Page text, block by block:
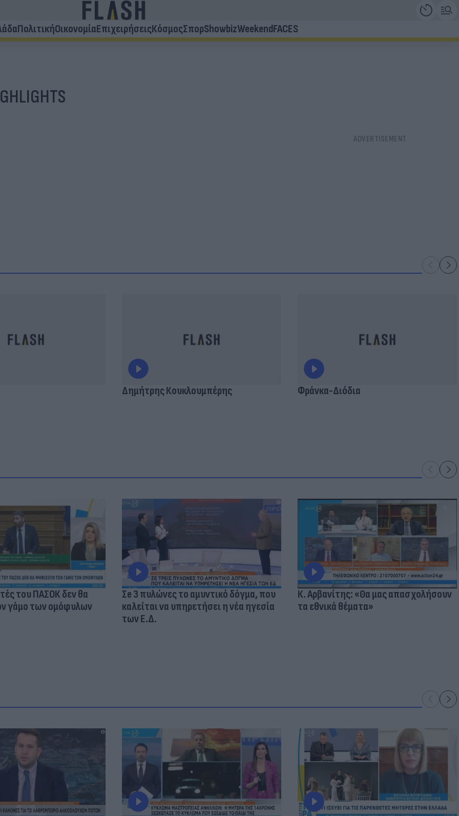
ΠολιτικήΟικονομίαΕπιχειρήσειςΚόσμοςΣπορShowbizWeekendFACES
Δημήτρης Κουκλουμπέρης Φράνκα-Διόδια
του ΠΑΣΟΚ δεν θα
γάμο των ομόφυλων
Σe 3 πυλώνες το αμυντικό δόγμα, που
καλείται να υπηρετήσει η νέα ηγεσία
των Ε.Δ.
Κ. Αρβανίτης: «Θα μας απασχολήσουν
τα εθνικά θέματα»